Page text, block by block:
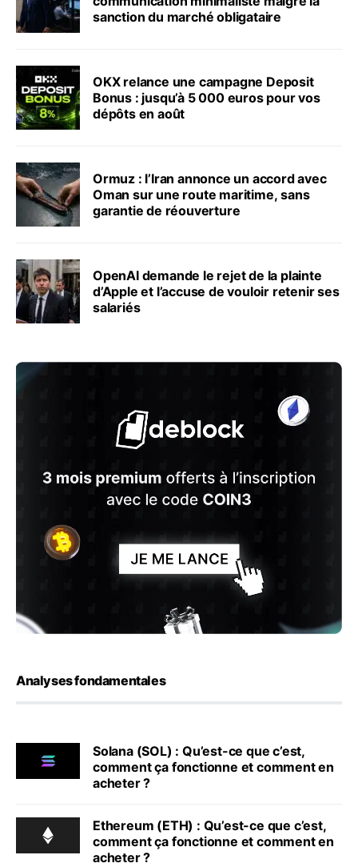
sanction du marché obligataire
OKX relance une campagne Deposit
Bonus : jusqu’à 5 000 euros pour vos
dépôts en août
Ormuz : l’Iran annonce un accord avec
Oman sur une route maritime, sans
garantie de réouverture
OpenAI demande le rejet de la plainte
d’Apple et l’accuse de vouloir retenir ses
salariés
Analyses fondamentales
Solana (SOL) : Qu’est-ce que c’est,
comment ça fonctionne et comment en
acheter ?
Ethereum (ETH) : Qu’est-ce que c’est,
comment ça fonctionne et comment en
acheter ?